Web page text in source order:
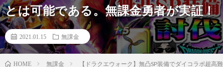
とは可能である。無課金勇者が実証！
2021.01.15 無課金
HOME 無課金 【ドラクエウォーク】無凸SP装備でダイコラボ超